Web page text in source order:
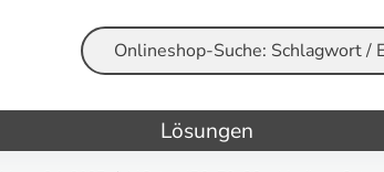
Suche
Lösungen